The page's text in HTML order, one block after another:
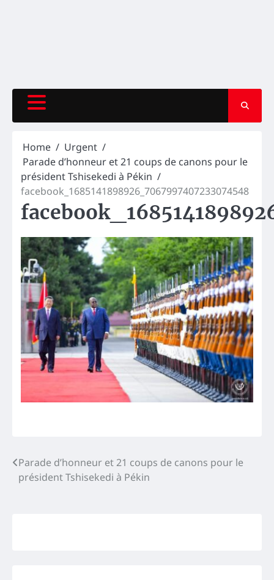
Home
Urgent
Parade d’honneur et 21 coups de canons pour le
président Tshisekedi à Pékin
facebook_1685141898926_7067997407233074548
Navigation
de
Parade d’honneur et 21 coups de canons pour le
président Tshisekedi à Pékin